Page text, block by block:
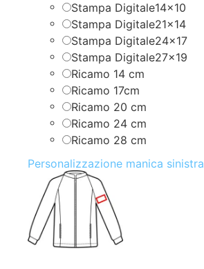
Stampa Digitale14x10
Stampa Digitale21x14
Stampa Digitale24x17
Stampa Digitale27x19
Ricamo 14 cm
Ricamo 17cm
Ricamo 20 cm
Ricamo 24 cm
Ricamo 28 cm
Personalizzazione manica sinistra